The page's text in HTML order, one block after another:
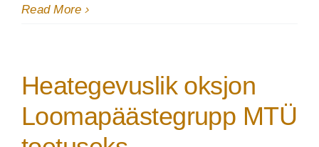
Read More
Heategevuslik oksjon
Loomapäästegrupp MTÜ